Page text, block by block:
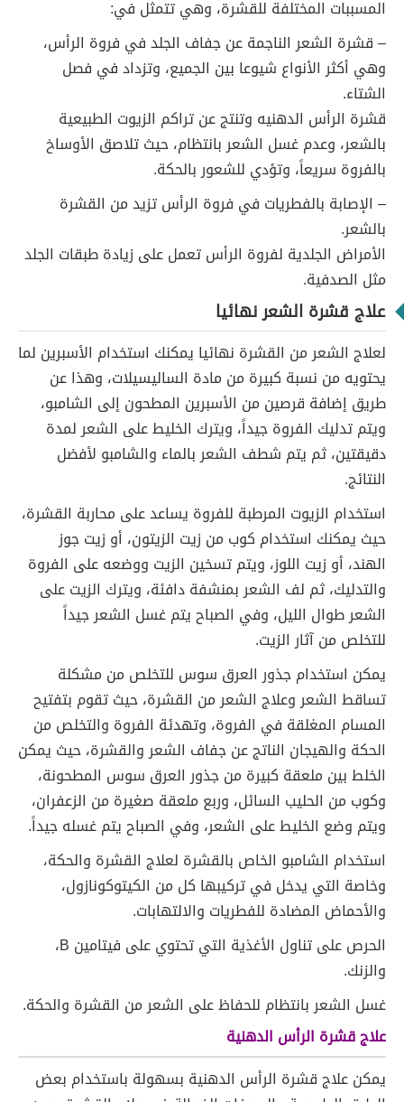
المسببات المختلفة للقشرة، وهي تتمثل في:
– قشرة الشعر الناجمة عن جفاف الجلد في فروة الرأس،
وهي أكثر الأنواع شيوعا بين الجميع، وتزداد في فصل
الشتاء.
قشرة الرأس الدهنيه وتنتج عن تراكم الزيوت الطبيعية
بالشعر، وعدم غسل الشعر بانتظام، حيث تلاصق الأوساخ
بالفروة سريعاً، وتؤدي للشعور بالحكة.
– الإصابة بالفطريات في فروة الرأس تزيد من القشرة
بالشعر.
الأمراض الجلدية لفروة الرأس تعمل على زيادة طبقات الجلد
مثل الصدفية.
علاج قشرة الشعر نهائيا
لعلاج الشعر من القشرة نهائيا يمكنك استخدام الأسبرين لما
يحتويه من نسبة كبيرة من مادة الساليسيلات، وهذا عن
طريق إضافة قرصين من الأسبرين المطحون إلى الشامبو،
ويتم تدليك الفروة جيداً، ويترك الخليط على الشعر لمدة
دقيقتين، ثم يتم شطف الشعر بالماء والشامبو لأفضل
النتائج.
استخدام الزيوت المرطبة للفروة يساعد على محاربة القشرة،
حيث يمكنك استخدام كوب من زيت الزيتون، أو زيت جوز
الهند، أو زيت اللوز، ويتم تسخين الزيت ووضعه على الفروة
والتدليك، ثم لف الشعر بمنشفة دافئة، ويترك الزيت على
الشعر طوال الليل، وفي الصباح يتم غسل الشعر جيداً
للتخلص من آثار الزيت.
يمكن استخدام جذور العرق سوس للتخلص من مشكلة
تساقط الشعر وعلاج الشعر من القشرة، حيث تقوم بتفتيح
المسام المغلقة في الفروة، وتهدئة الفروة والتخلص من
الحكة والهيجان الناتج عن جفاف الشعر والقشرة، حيث يمكن
الخلط بين ملعقة كبيرة من جذور العرق سوس المطحونة،
وكوب من الحليب السائل، وربع ملعقة صغيرة من الزعفران،
ويتم وضع الخليط على الشعر، وفي الصباح يتم غسله جيداً.
استخدام الشامبو الخاص بالقشرة لعلاج القشرة والحكة،
وخاصة التي يدخل في تركيبها كل من الكيتوكونازول،
والأحماض المضادة للفطريات والالتهابات.
الحرص على تناول الأغذية التي تحتوي على فيتامين B،
والزنك.
غسل الشعر بانتظام للحفاظ على الشعر من القشرة والحكة.
علاج قشرة الرأس الدهنية
يمكن علاج قشرة الرأس الدهنية بسهولة باستخدام بعض